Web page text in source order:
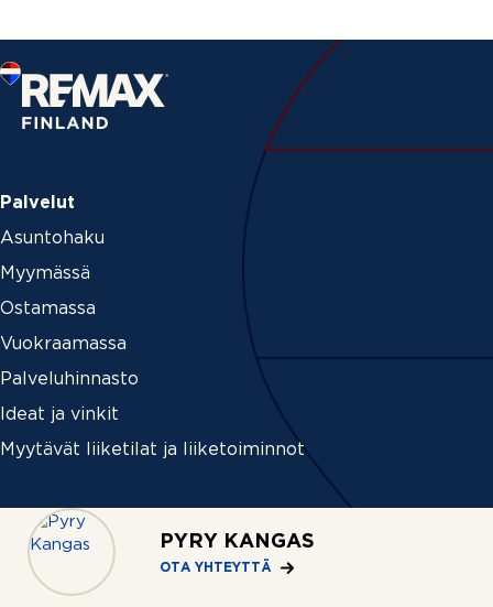
PYRY KANGAS
OTA YHTEYTTÄ
Palvelut
Asuntohaku
Myymässä
Ostamassa
Vuokraamassa
Palveluhinnasto
Ideat ja vinkit
Myytävät liiketilat ja liiketoiminnot
Yritys
Tietoa REMAXista
Medialle